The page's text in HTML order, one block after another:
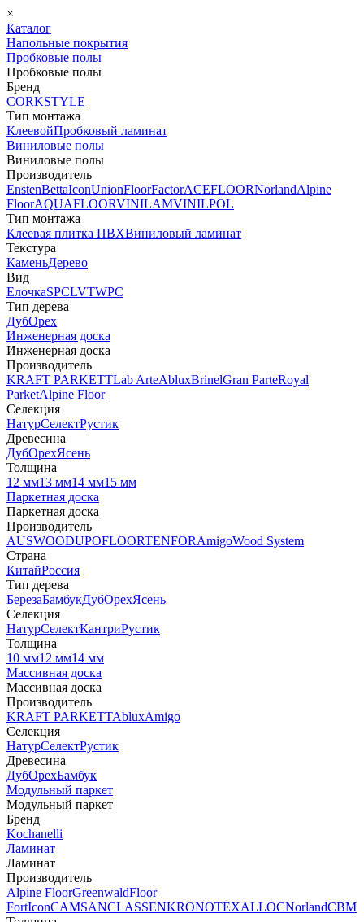
×
Каталог
Напольные покрытия
Пробковые полы
Пробковые полы
Бренд
CORKSTYLE
Тип монтажа
КлеевойПробковый ламинат
Виниловые полы
Виниловые полы
Производитель
EnstenBettaIconUnionFloorFactorACEFLOORNorlandAlpine
FloorAQUAFLOORVINILAMVINILPOL
Тип монтажа
Клеевая плитка ПВХВиниловый ламинат
Текстура
КаменьДерево
Вид
ЕлочкаSPCLVTWPC
Тип дерева
ДубОрех
Инженерная доска
Инженерная доска
Производитель
KRAFT PARKETTLab ArteAbluxBrinelGran ParteRoyal
ParketAlpine Floor
Селекция
НатурСелектРустик
Древесина
ДубОрехЯсень
Толщина
12 мм13 мм14 мм15 мм
Паркетная доска
Паркетная доска
Производитель
AUSWOODUPOFLOORTENFORAmigoWood System
Страна
КитайРоссия
Тип дерева
БерезаБамбукДубОрехЯсень
Селекция
НатурСелектКантриРустик
Толщина
10 мм12 мм14 мм
Массивная доска
Массивная доска
Производитель
KRAFT PARKETTAbluxAmigo
Селекция
НатурСелектРустик
Древесина
ДубОрехБамбук
Модульный паркет
Модульный паркет
Бренд
Kochanelli
Ламинат
Ламинат
Производитель
Alpine FloorGreenwaldFloor
FortIconCAMSANCLASSENKRONOTEXALLOCNorlandCBM